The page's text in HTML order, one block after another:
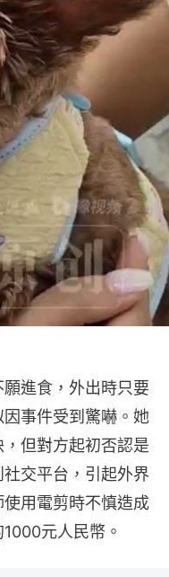
進食，外出時只要
事件受到驚嚇。她
但對方起初否認是
交平台，引起外界
用電剪時不慎造成
元人民幣。